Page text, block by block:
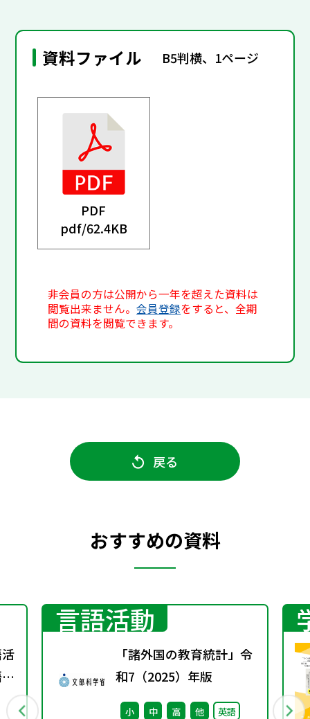
資料ファイル B5判横、1ページ
PDF
pdf/62.4KB
非会員の方は公開から一年を超えた資料は
閲覧出来ません。会員登録をすると、全期
間の資料を閲覧できます。
戻る
おすすめの資料
言語活動
「諸外国の教育統計」令
和7（2025）年版
小 中 高 他
英語